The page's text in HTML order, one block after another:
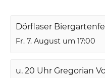
Dörflaser
Fr. 7. August um 17:00
u. 20 Uhr Gregorian